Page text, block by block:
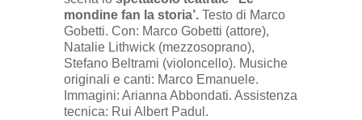
mondine fan la storia’. Testo di Marco
Gobetti. Con: Marco Gobetti (attore),
Natalie Lithwick (mezzosoprano),
Stefano Beltrami (violoncello). Musiche
originali e canti: Marco Emanuele.
Immagini: Arianna Abbondati. Assistenza
tecnica: Rui Albert Padul.